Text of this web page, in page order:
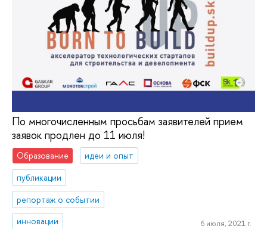
По многочисленным просьбам заявителей прием
заявок продлен до 11 июля!
Образование
идеи и опыт
публикации
репортаж о событии
инновации
6 июля, 2021 г.